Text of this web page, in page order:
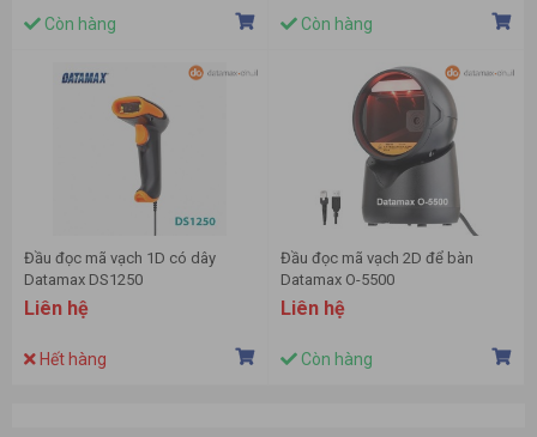
Còn hàng Còn hàng
Đầu đọc mã vạch 1D có dây
Datamax DS1250
Liên hệ
Hết hàng
Đầu đọc mã vạch 2D để bàn
Datamax O-5500
Liên hệ
Còn hàng